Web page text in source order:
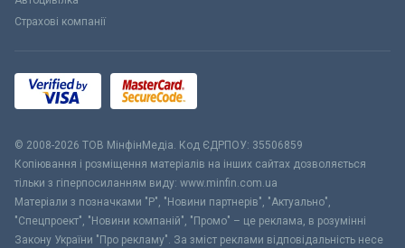
Страхові компанії
© 2008-2026 ТОВ МiнфiнМедiа. Код ЄДРПОУ: 35506859
Копіювання і розміщення матеріалів на інших сайтах дозволяється
тільки з гіперпосиланням виду: www.minfin.com.ua
Матеріали з позначками "Р", "Новини партнерів", "Актуально",
"Спецпроект", "Новини компаній", "Промо" – це реклама, в розумінні
Закону України "Про рекламу". За зміст реклами відповідальність несе